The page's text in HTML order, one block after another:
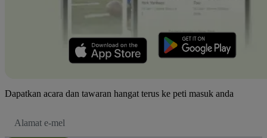
Dapatkan acara dan tawaran hangat terus ke peti masuk anda
E-